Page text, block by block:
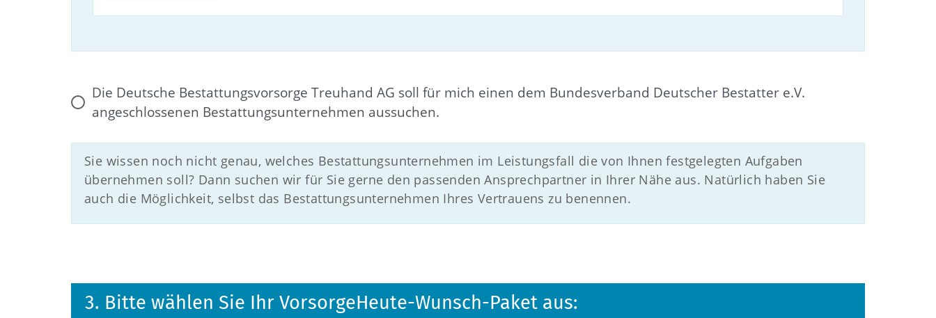
Die Deutsche Bestattungsvorsorge Treuhand AG soll für mich einen dem Bundesverband Deutscher Bestatter e.V.
angeschlossenen Bestattungsunternehmen aussuchen.
Sie wissen noch nicht genau, welches Bestattungsunternehmen im Leistungsfall die von Ihnen festgelegten Aufgaben
übernehmen soll? Dann suchen wir für Sie gerne den passenden Ansprechpartner in Ihrer Nähe aus. Natürlich haben Sie
auch die Möglichkeit, selbst das Bestattungsunternehmen Ihres Vertrauens zu benennen.
3. Bitte wählen Sie Ihr VorsorgeHeute-Wunsch-Paket aus: